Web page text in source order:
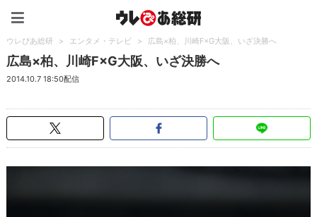
ウレぴあ総研 > エンタメ・テレビ > 広島×柏、川崎F×G大阪、いざ決勝へ
広島×柏、川崎F×G大阪、いざ決勝へ
2014.10.7 18:50配信